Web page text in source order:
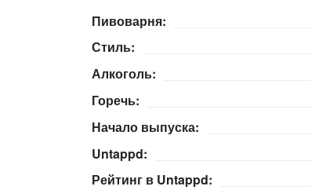
Пивоварня:
Стиль:
Алкоголь:
Горечь:
Начало выпуска:
Untappd:
Рейтинг в Untappd: